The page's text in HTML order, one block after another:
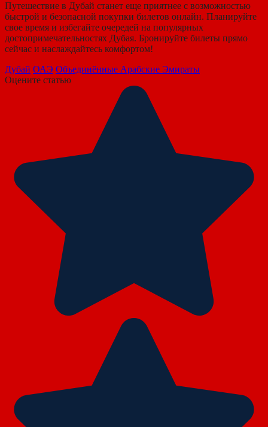
Путешествие в Дубай станет еще приятнее с возможностью
быстрой и безопасной покупки билетов онлайн. Планируйте
свое время и избегайте очередей на популярных
достопримечательностях Дубая. Бронируйте билеты прямо
сейчас и наслаждайтесь комфортом!
Дубай ОАЭ Объединённые Арабские Эмираты
Оцените статью